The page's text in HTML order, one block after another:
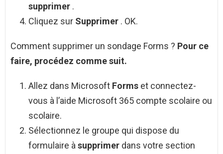
supprimer .
Cliquez sur Supprimer . OK.
Comment supprimer un sondage Forms ? Pour ce
faire, procédez comme suit.
Allez dans Microsoft Forms et connectez-
vous à l’aide Microsoft 365 compte scolaire ou
scolaire.
Sélectionnez le groupe qui dispose du
formulaire à supprimer dans votre section